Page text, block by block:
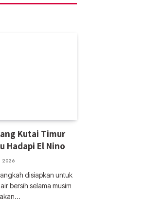
Kutai Timur
Hadapi El Nino
2026
disiapkan untuk
bersih selama musim